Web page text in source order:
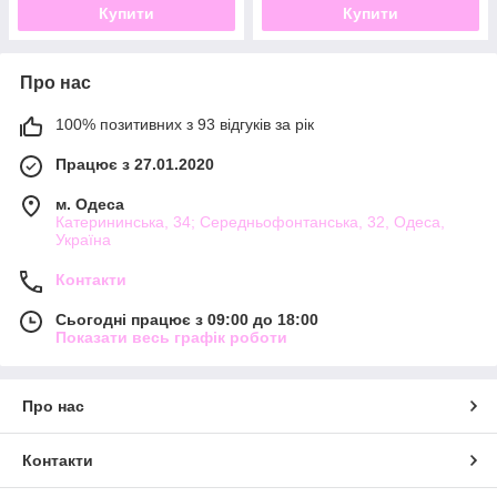
Купити Купити
Про нас
100% позитивних з 93 відгуків за рік
Працює з 27.01.2020
м. Одеса
Катерининська, 34; Середньофонтанська, 32, Одеса,
Україна
Контакти
Сьогодні працює з 09:00 до 18:00
Показати весь графік роботи
Про нас
Контакти